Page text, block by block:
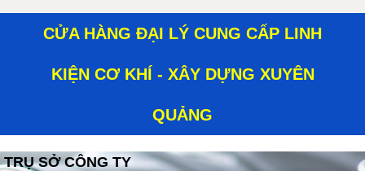
CỬA HÀNG ĐẠI LÝ CUNG CẤP LINH
KIỆN CƠ KHÍ - XÂY DỰNG XUYÊN
QUẢNG
TRỤ SỞ CÔNG TY